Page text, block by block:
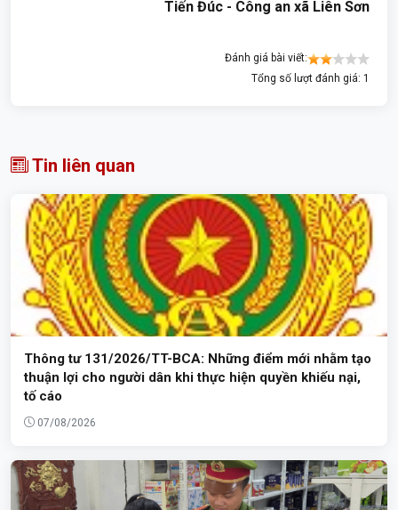
Tiến Đúc - Công an xã Liên Sơn
Đánh giá bài viết:
Tổng số lượt đánh giá: 1
Tin liên quan
Thông tư 131/2026/TT-BCA: Những điểm mới nhằm tạo
thuận lợi cho người dân khi thực hiện quyền khiếu nại,
tố cáo
07/08/2026